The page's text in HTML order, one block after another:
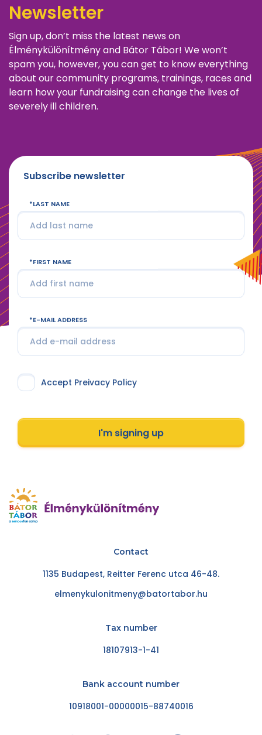
Newsletter
Sign up, don’t miss the latest news on
Élménykülönítmény and Bátor Tábor! We won’t
spam you, however, you can get to know everything
about our community programs, trainings, races and
learn how your fundraising can change the lives of
severely ill children.
Subscribe newsletter
LAST NAME
FIRST NAME
E-MAIL ADDRESS
Accept Preivacy Policy
I'm signing up
Contact
1135 Budapest, Reitter Ferenc utca 46-48.
elmenykulonitmeny@batortabor.hu
Tax number
18107913-1-41
Bank account number
10918001-00000015-88740016